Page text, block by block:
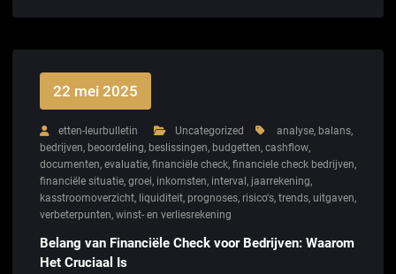
22 mei 2025
etten-leurbulletin Uncategorized analyse, balans,
bedrijven, beoordeling, beslissingen, budgetten, cashflow,
documenten, evaluatie, financiële check, financiele check bedrijven,
financiële situatie, groei, inkomsten, interval , jaarrekening,
kasstroomoverzicht, liquiditeit, prognoses, risico's, trends, uitgaven,
verbeterpunten, winst- en verliesrekening
Belang van Financiële Check voor Bedrijven: Waarom
Het Cruciaal Is